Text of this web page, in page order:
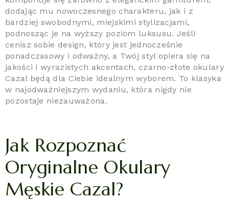
dodając mu nowoczesnego charakteru, jak i z
bardziej swobodnymi, miejskimi stylizacjami,
podnosząc je na wyższy poziom luksusu. Jeśli
cenisz sobie design, który jest jednocześnie
ponadczasowy i odważny, a Twój styl opiera się na
jakości i wyrazistych akcentach, czarno-złote okulary
Cazal będą dla Ciebie idealnym wyborem. To klasyka
w najodważniejszym wydaniu, która nigdy nie
pozostaje niezauważona.
Jak Rozpoznać
Oryginalne Okulary
Męskie Cazal?